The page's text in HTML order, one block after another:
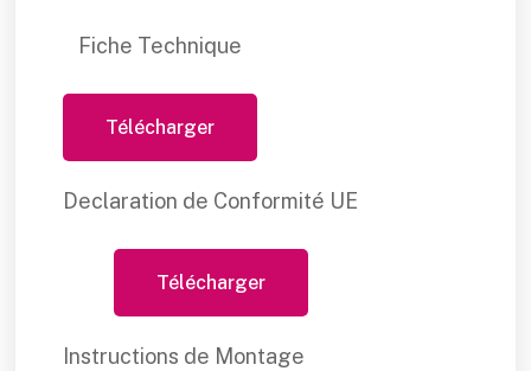
Fiche Technique
Télécharger
Declaration de Conformité UE
Télécharger
Instructions de Montage